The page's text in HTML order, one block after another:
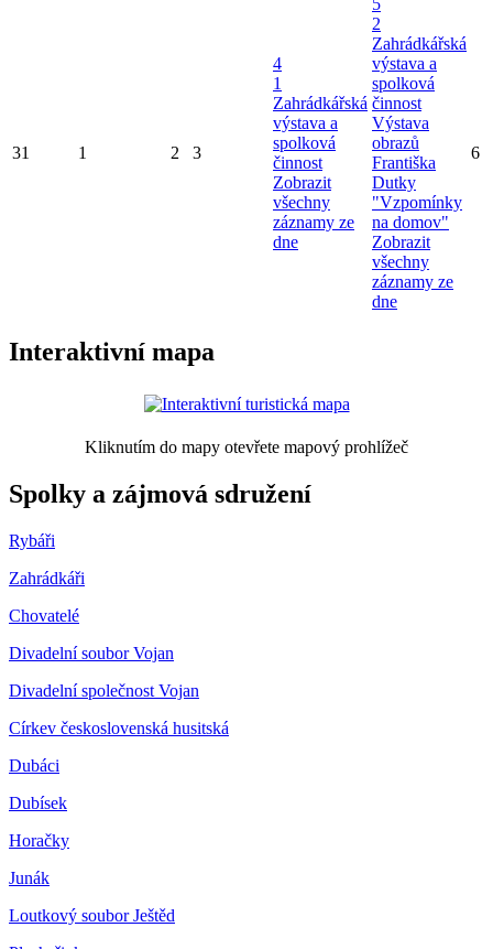
31 1 2 3
4
1
Zahrádkářská
výstava a
spolková
činnost
Zobrazit
všechny
záznamy ze
dne
2
Zahrádkářská
výstava a
spolková
činnost
Výstava
obrazů
Františka
Dutky
"Vzpomínky
na domov"
Zobrazit
všechny
záznamy ze
dne
6
Interaktivní mapa
Kliknutím do mapy otevřete mapový prohlížeč
Spolky a zájmová sdružení
Rybáři
Zahrádkáři
Chovatelé
Divadelní soubor Vojan
Divadelní společnost Vojan
Církev československá husitská
Dubáci
Dubísek
Horačky
Junák
Loutkový soubor Ještěd